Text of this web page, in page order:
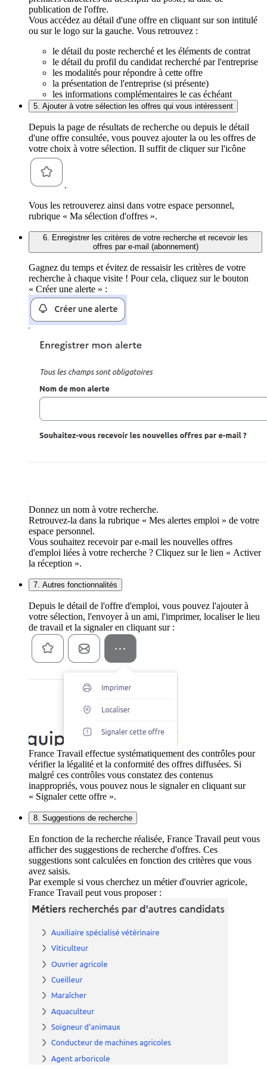
publication de l'offre.
Vous accédez au détail d'une offre en cliquant sur son intitulé
ou sur le logo sur la gauche. Vous retrouvez :
le détail du poste recherché et les éléments de contrat
le détail du profil du candidat recherché par l'entreprise
les modalités pour répondre à cette offre
la présentation de l'entreprise (si présente)
les informations complémentaires le cas échéant
5. Ajouter à votre sélection les offres qui vous intéressent
Depuis la page de résultats de recherche ou depuis le détail
d'une offre consultée, vous pouvez ajouter la ou les offres de
votre choix à votre sélection. Il suffit de cliquer sur l'icône
.
Vous les retrouverez ainsi dans votre espace personnel,
rubrique « Ma sélection d'offres ».
6. Enregistrer les critères de votre recherche et recevoir les
offres par e-mail (abonnement)
Gagnez du temps et évitez de ressaisir les critères de votre
recherche à chaque visite ! Pour cela, cliquez sur le bouton
« Créer une alerte » :
Donnez un nom à votre recherche.
Retrouvez-la dans la rubrique « Mes alertes emploi » de votre
espace personnel.
Vous souhaitez recevoir par e-mail les nouvelles offres
d'emploi liées à votre recherche ? Cliquez sur le lien « Activer
la réception ».
7. Autres fonctionnalités
Depuis le détail de l'offre d'emploi, vous pouvez l'ajouter à
votre sélection, l'envoyer à un ami, l'imprimer, localiser le lieu
de travail et la signaler en cliquant sur :
France Travail effectue systématiquement des contrôles pour
vérifier la légalité et la conformité des offres diffusées. Si
malgré ces contrôles vous constatez des contenus
inappropriés, vous pouvez nous le signaler en cliquant sur
« Signaler cette offre ».
8. Suggestions de recherche
En fonction de la recherche réalisée, France Travail peut vous
afficher des suggestions de recherche d'offres. Ces
suggestions sont calculées en fonction des critères que vous
avez saisis.
Par exemple si vous cherchez un métier d'ouvrier agricole,
France Travail peut vous proposer :